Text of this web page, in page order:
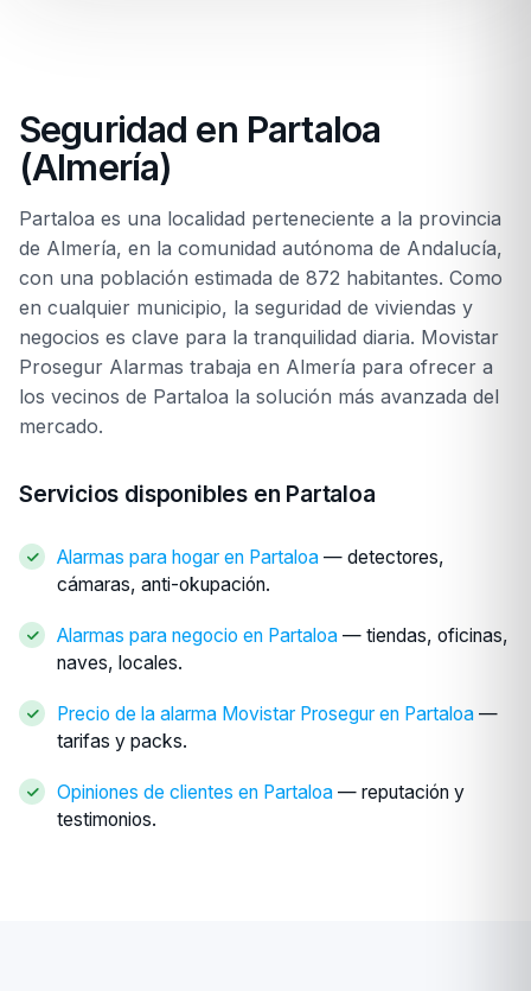
Seguridad en Partaloa
(Almería)
Partaloa es una localidad perteneciente a la provincia
de Almería, en la comunidad autónoma de Andalucía,
con una población estimada de 872 habitantes. Como
en cualquier municipio, la seguridad de viviendas y
negocios es clave para la tranquilidad diaria. Movistar
Prosegur Alarmas trabaja en Almería para ofrecer a
los vecinos de Partaloa la solución más avanzada del
mercado.
Servicios disponibles en Partaloa
Alarmas para hogar en Partaloa — detectores,
cámaras, anti-okupación.
Alarmas para negocio en Partaloa — tiendas, oficinas,
naves, locales.
Precio de la alarma Movistar Prosegur en Partaloa —
tarifas y packs.
Opiniones de clientes en Partaloa — reputación y
testimonios.